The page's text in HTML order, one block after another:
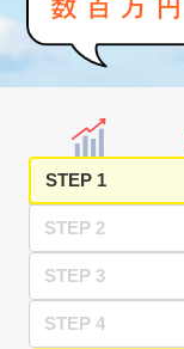
STEP 1
STEP 2
STEP 3
STEP 4
家査定シミュレータ
お問い合わせ